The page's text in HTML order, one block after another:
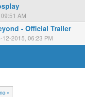
AM
- Official Trailer
12-2015, 06:23 PM
»